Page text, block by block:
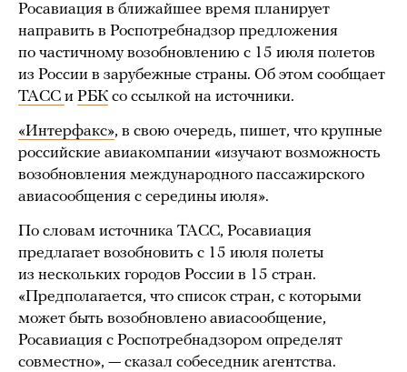
Росавиация в ближайшее время планирует
направить в Роспотребнадзор предложения
по частичному возобновлению с 15 июля полетов
из России в зарубежные страны. Об этом сообщает
ТАСС и РБК со ссылкой на источники.
«Интерфакс», в свою очередь, пишет, что крупные
российские авиакомпании «изучают возможность
возобновления международного пассажирского
авиасообщения с середины июля».
По словам источника ТАСС, Росавиация
предлагает возобновить с 15 июля полеты
из нескольких городов России в 15 стран.
«Предполагается, что список стран, с которыми
может быть возобновлено авиасообщение,
Росавиация с Роспотребнадзором определят
совместно», — сказал собеседник агентства.